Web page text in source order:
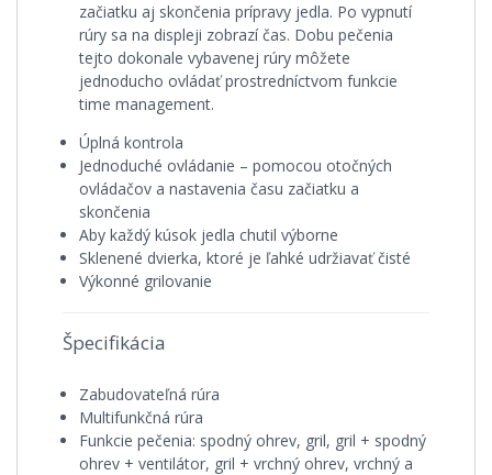
začiatku aj skončenia prípravy jedla. Po vypnutí
rúry sa na displeji zobrazí čas. Dobu pečenia
tejto dokonale vybavenej rúry môžete
jednoducho ovládať prostredníctvom funkcie
time management.
Úplná kontrola
Jednoduché ovládanie – pomocou otočných
ovládačov a nastavenia času začiatku a
skončenia
Aby každý kúsok jedla chutil výborne
Sklenené dvierka, ktoré je ľahké udržiavať čisté
Výkonné grilovanie
Špecifikácia
Zabudovateľná rúra
Multifunkčná rúra
Funkcie pečenia: spodný ohrev, gril, gril + spodný
ohrev + ventilátor, gril + vrchný ohrev, vrchný a